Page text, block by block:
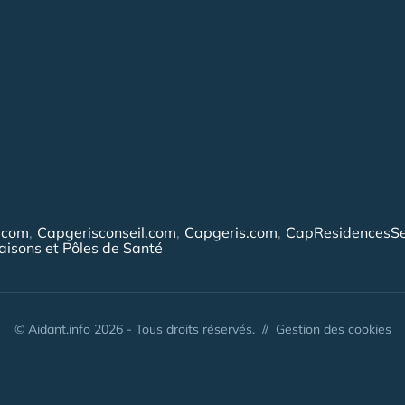
Capgerisconseil.com Capgeris.com
et Pôles de Santé
© Aidant.info 2026 - Tous droits réservés. // Gestion des cookies